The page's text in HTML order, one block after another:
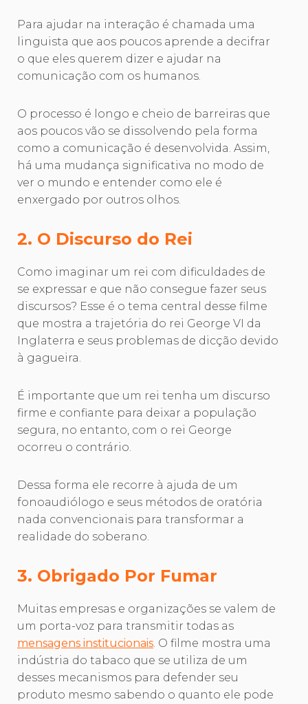
Para ajudar na interação é chamada uma
linguista que aos poucos aprende a decifrar
o que eles querem dizer e ajudar na
comunicação com os humanos.
O processo é longo e cheio de barreiras que
aos poucos vão se dissolvendo pela forma
como a comunicação é desenvolvida. Assim,
há uma mudança significativa no modo de
ver o mundo e entender como ele é
enxergado por outros olhos.
2. O Discurso do Rei
Como imaginar um rei com dificuldades de
se expressar e que não consegue fazer seus
discursos? Esse é o tema central desse filme
que mostra a trajetória do rei George VI da
Inglaterra e seus problemas de dicção devido
à gagueira.
É importante que um rei tenha um discurso
firme e confiante para deixar a população
segura, no entanto, com o rei George
ocorreu o contrário.
Dessa forma ele recorre à ajuda de um
fonoaudiólogo e seus métodos de oratória
nada convencionais para transformar a
realidade do soberano.
3. Obrigado Por Fumar
Muitas empresas e organizações se valem de
um porta-voz para transmitir todas as
mensagens institucionais. O filme mostra uma
indústria do tabaco que se utiliza de um
desses mecanismos para defender seu
produto mesmo sabendo o quanto ele pode